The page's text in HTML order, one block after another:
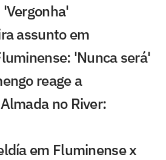
assunto em
'Nunca será'
reage a
no River:
em Fluminense x